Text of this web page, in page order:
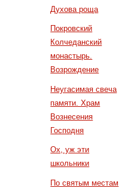
Духова роща
Покровский
Колчеданский
монастырь.
Возрождение
Неугасимая свеча
памяти. Храм
Вознесения
Господня
Ох, уж эти
школьники
По святым местам